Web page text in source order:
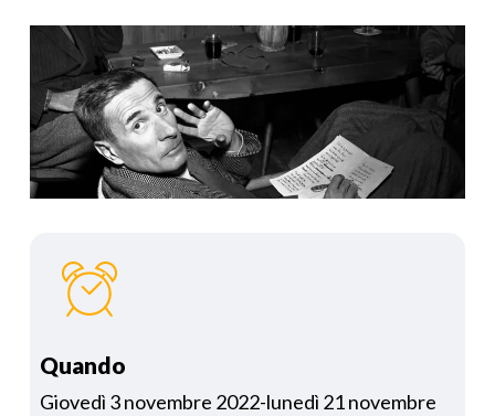
Quando
Giovedì 3 novembre 2022-lunedì 21 novembre